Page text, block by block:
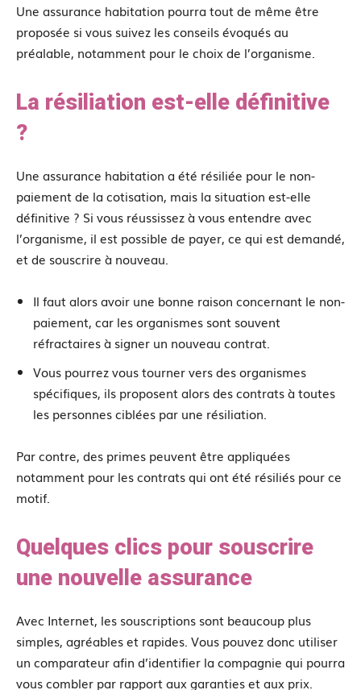
Une assurance habitation pourra tout de même être
proposée si vous suivez les conseils évoqués au
préalable, notamment pour le choix de l’organisme.
La résiliation est-elle définitive
?
Une assurance habitation a été résiliée pour le non-
paiement de la cotisation, mais la situation est-elle
définitive ? Si vous réussissez à vous entendre avec
l’organisme, il est possible de payer, ce qui est demandé,
et de souscrire à nouveau.
Il faut alors avoir une bonne raison concernant le non-
paiement, car les organismes sont souvent
réfractaires à signer un nouveau contrat.
Vous pourrez vous tourner vers des organismes
spécifiques, ils proposent alors des contrats à toutes
les personnes ciblées par une résiliation.
Par contre, des primes peuvent être appliquées
notamment pour les contrats qui ont été résiliés pour ce
motif.
Quelques clics pour souscrire
une nouvelle assurance
Avec Internet, les souscriptions sont beaucoup plus
simples, agréables et rapides. Vous pouvez donc utiliser
un comparateur afin d’identifier la compagnie qui pourra
vous combler par rapport aux garanties et aux prix.